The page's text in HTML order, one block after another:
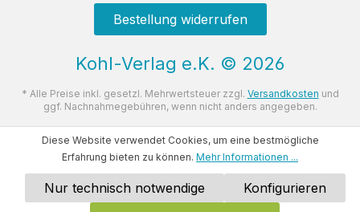
Bestellung widerrufen
Kohl-Verlag e.K. © 2026
* Alle Preise inkl. gesetzl. Mehrwertsteuer zzgl. Versandkosten und
ggf. Nachnahmegebühren, wenn nicht anders angegeben.
Diese Website verwendet Cookies, um eine bestmögliche
Erfahrung bieten zu können. Mehr Informationen ...
Nur technisch notwendige
Konfigurieren